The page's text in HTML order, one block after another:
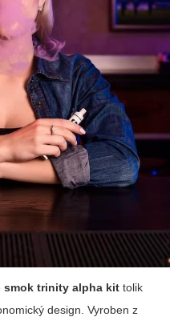
smok trinity alpha kit tolik
design. Vyroben z